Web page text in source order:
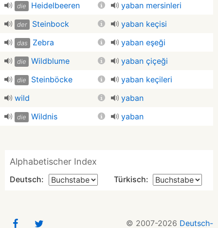
die Heidelbeeren yaban mersinleri
der Steinbock yaban keçisi
das Zebra yaban eşeği
die Wildblume yaban çiçeği
die Steinböcke
yaban keçileri
wild
yaban
die Wildnis yaban
Alphabetischer Index
Deutsch: Türkisch:
© 2007-2026 Deutsch-